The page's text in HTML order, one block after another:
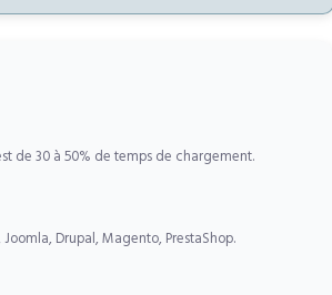
de 30 à 50% de temps de chargement.
Drupal, Magento, PrestaShop.